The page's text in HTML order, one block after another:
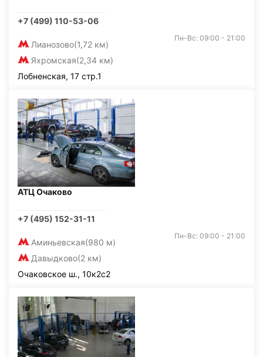
+7 (499) 110-53-06
Лианозово(1,72 км)
Яхромская(2,34 км)
Пн-Вс: 09:00 - 21:00
Лобненская, 17 стр.1
АТЦ Очаково
+7 (495) 152-31-11
Аминьевская(980 м)
Давыдково(2 км)
Пн-Вс: 09:00 - 21:00
Очаковское ш., 10к2с2